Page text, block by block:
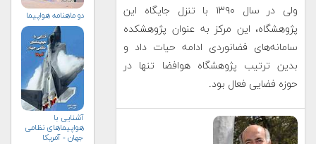
ولی در سال ۱۳۹۰ با تنزل جایگاه این
پژوهشگاه، این مرکز به عنوان پژوهشکده
سامانه‌های فضانوردی ادامه حیات داد و
بدین ترتیب پژوهشگاه هوافضا تنها در
حوزه فضایی فعال بود.
دو ماهنامه هواپيما
آشنایی با
هواپیماهای نظامی
جهان - آمریکا